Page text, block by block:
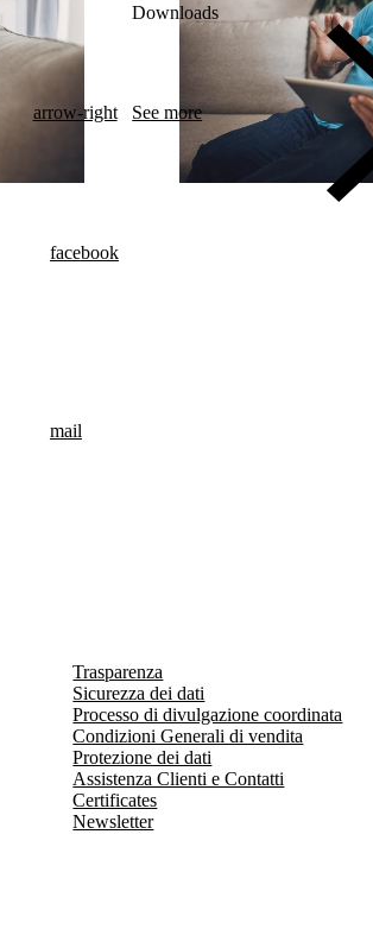
arrow-right
Downloads
See more
facebook
mail
Trasparenza
Sicurezza dei dati
Processo di divulgazione coordinata
Condizioni Generali di vendita
Protezione dei dati
Assistenza Clienti e Contatti
Certificates
Newsletter